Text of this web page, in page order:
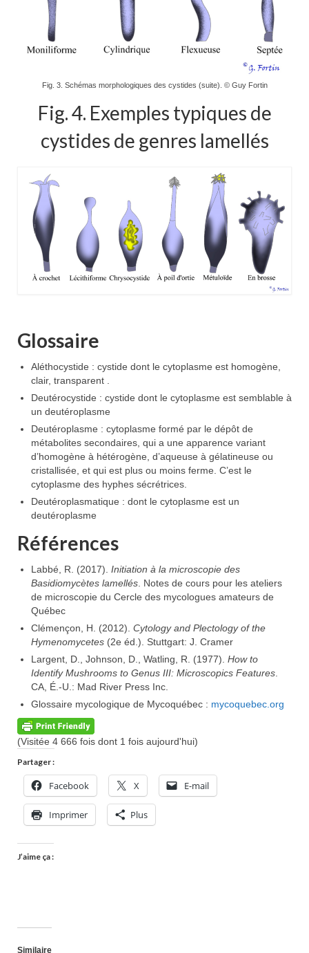
Fig. 3. Schémas morphologiques des cystides (suite). © Guy Fortin
Fig. 4. Exemples typiques de
cystides de genres lamellés
Glossaire
Aléthocystide : cystide dont le cytoplasme est homogène,
clair, transparent .
Deutérocystide : cystide dont le cytoplasme est semblable à
un deutéroplasme
Deutéroplasme : cytoplasme formé par le dépôt de
métabolites secondaires, qui a une apparence variant
d’homogène à hétérogène, d’aqueuse à gélatineuse ou
cristallisée, et qui est plus ou moins ferme. C’est le
cytoplasme des hyphes sécrétrices.
Deutéroplasmatique : dont le cytoplasme est un
deutéroplasme
Références
Labbé, R. (2017). Initiation à la microscopie des
Basidiomycètes lamellés . Notes de cours pour les ateliers
de microscopie du Cercle des mycologues amateurs de
Québec
Clémençon, H. (2012). Cytology and Plectology of the
Hymenomycetes (2e éd.). Stuttgart: J. Cramer
Largent, D., Johnson, D., Watling, R. (1977). How to
Identify Mushrooms to Genus III: Microscopics Features
CA, É.-U.: Mad River Press Inc.
Glossaire mycologique de Mycoquébec : mycoquebec.org
(Visitée 4 666 fois dont 1 fois aujourd'hui)
Partager :
Facebook X E-mail
Imprimer Plus
J’aime ça :
Similaire